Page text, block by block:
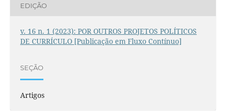
EDIÇÃO
v. 16 n. 1 (2023): POR OUTROS PROJETOS POLÍTICOS
DE CURRÍCULO [Publicação em Fluxo Contínuo]
SEÇÃO
Artigos